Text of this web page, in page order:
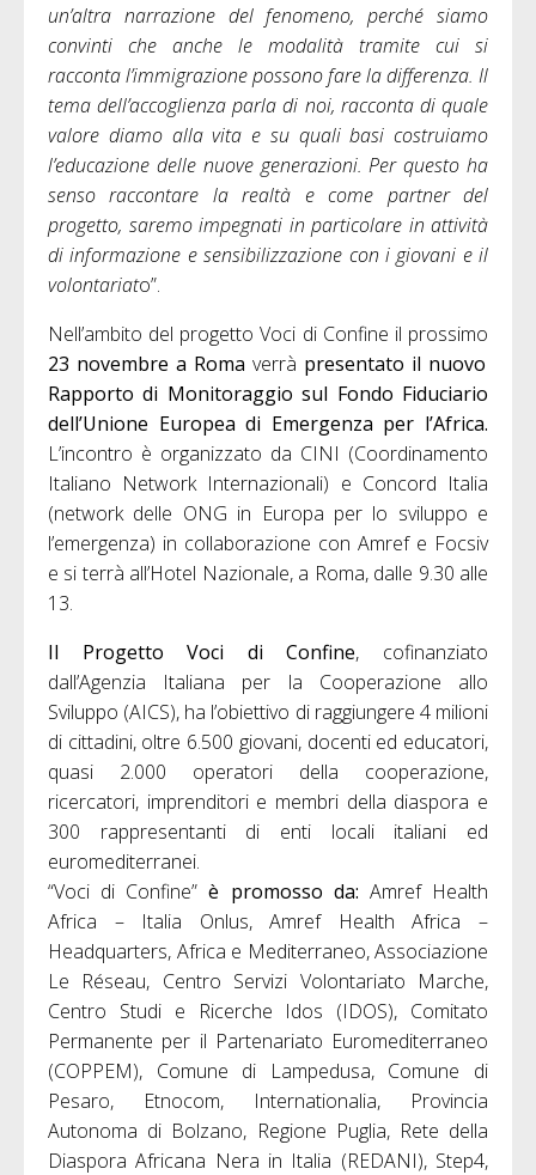
un’altra narrazione del fenomeno, perché siamo
convinti che anche le modalità tramite cui si
racconta l’immigrazione possono fare la differenza. Il
tema dell’accoglienza parla di noi, racconta di quale
valore diamo alla vita e su quali basi costruiamo
l’educazione delle nuove generazioni. Per questo ha
senso raccontare la realtà e come partner del
progetto, saremo impegnati in particolare in attività
di informazione e sensibilizzazione con i giovani e il
volontariato”.
Nell’ambito del progetto Voci di Confine il prossimo
23 novembre a Roma verrà presentato il nuovo
Rapporto di Monitoraggio sul Fondo Fiduciario
dell’Unione Europea di Emergenza per l’Africa.
L’incontro è organizzato da CINI (Coordinamento
Italiano Network Internazionali) e Concord Italia
(network delle ONG in Europa per lo sviluppo e
l’emergenza) in collaborazione con Amref e Focsiv
e si terrà all’Hotel Nazionale, a Roma, dalle 9.30 alle
13.
Il Progetto Voci di Confine, cofinanziato
dall’Agenzia Italiana per la Cooperazione allo
Sviluppo (AICS), ha l’obiettivo di raggiungere 4 milioni
di cittadini, oltre 6.500 giovani, docenti ed educatori,
quasi 2.000 operatori della cooperazione,
ricercatori, imprenditori e membri della diaspora e
300 rappresentanti di enti locali italiani ed
euromediterranei.
“Voci di Confine”è promosso da: Amref Health
Africa – Italia Onlus, Amref Health Africa –
Headquarters, Africa e Mediterraneo, Associazione
Le Réseau, Centro Servizi Volontariato Marche,
Centro Studi e Ricerche Idos (IDOS), Comitato
Permanente per il Partenariato Euromediterraneo
(COPPEM), Comune di Lampedusa, Comune di
Pesaro, Etnocom, Internationalia, Provincia
Autonoma di Bolzano, Regione Puglia, Rete della
Diaspora Africana Nera in Italia (REDANI), Step4,